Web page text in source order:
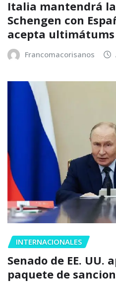
Italia mantendrá
Schengen con
acepta ultimátums
Francomacorisanos
INTERNACIONALES
Senado de EE. UU.
paquete de